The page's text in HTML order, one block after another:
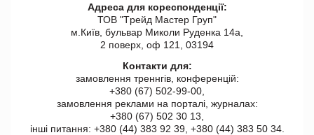
Адреса для кореспонденції:
ТОВ "Tрейд Мастер Груп"
м.Київ, бульвар Миколи Руденка 14а,
2 поверх, оф 121, 03194
Контакти для:
замовлення треннгів, конференцій:
+380 (67) 502-99-00,
замовлення реклами на порталі, журналах:
+380 (67) 502 30 13,
інші питання: +380 (44) 383 92 39, +380 (44) 383 50 34.